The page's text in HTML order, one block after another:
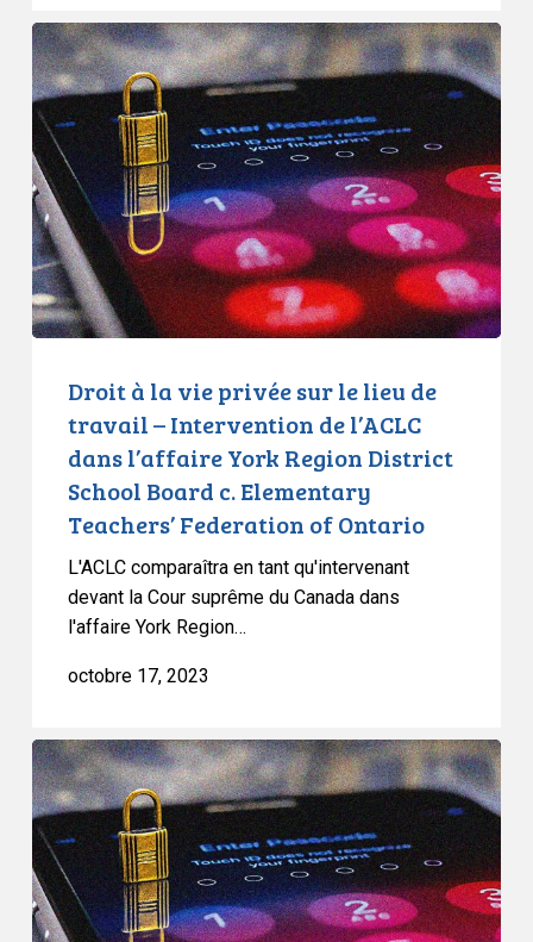
Droit
à
la
vie
privée
sur
le
lieu
de
travail
–
l’ACLC
dans
l’affaire
Region
District
School
Teachers’
Federation
of
Ontario
Droit à la vie privée sur le lieu de
travail – Intervention de l’ACLC
dans l’affaire York Region District
School Board c. Elementary
Teachers’ Federation of Ontario
L'ACLC comparaîtra en tant qu'intervenant
devant la Cour suprême du Canada dans
l'affaire York Region…
octobre 17, 2023
Décision
dans
l’affaire
R
v
Hafizi